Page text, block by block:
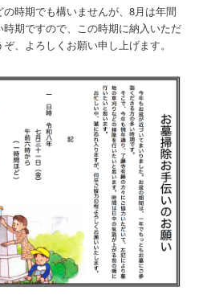
時期でも構いませんが、8月は年間
期ですので、この時期に納入いただ
、よろしくお願い申し上げます。